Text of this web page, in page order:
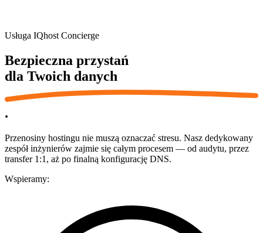
Usługa IQhost Concierge
Bezpieczna przystań
dla Twoich danych
.
Przenosiny hostingu nie muszą oznaczać stresu. Nasz dedykowany
zespół inżynierów zajmie się całym procesem — od audytu, przez
transfer 1:1, aż po finalną konfigurację DNS.
Wspieramy: